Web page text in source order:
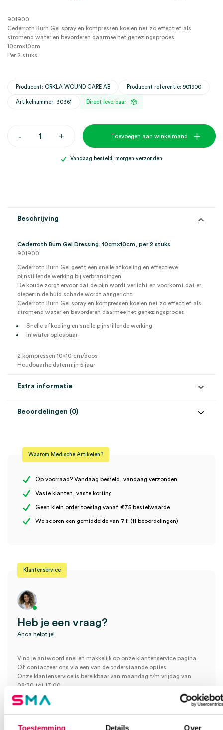
Toestemming Details Over
901900
Cederroth Burn Gel spray en kompressen koelen net zo effectief als
stromend water en bevorderen daarmee het genezingsproces.
10cm×10cm
Per 2 stuks
Producent: ORKLA WOUND CARE AB Producent referentie: 901900
Artikelnummer: 30361 Direct leverbaar
-Cederroth
+ Toevoegen aan winkelmand
Vandaag besteld, morgen verzonden
Beschrijving
Cederroth Burn Gel Dressing, 10cm×10cm, per 2 stuks
901900
Cederroth Burn Gel geeft een snelle afkoeling en effectieve
pijnstillende werking bij verbrandingen.
De koude zorgt ervoor dat de pijn wordt verlicht en voorkomt dat er
dieper in de huid schade wordt aangericht.
Cederroth Burn Gel spray en kompressen koelen net zo effectief als
stromend water en bevorderen daarmee het genezingsproces.
Snelle afkoeling en snelle pijnstillende werking
In water oplosbaar
2 kompressen 10×10 cm/doos
Houdbaarheidstermijn 5 jaar
Extra informatie
Beoordelingen (0)
Er zijn nog geen beoordelingen.
(2)” te beoordelen
Waarom Medische Artikelen?
Op voorraad? Vandaag besteld, vandaag verzonden
Vaste klanten, vaste korting
Geen klein order toeslag vanaf €75 bestelwaarde
We scoren een gemiddelde van 7.1! (11 beoordelingen)
Klantenservice
Heb je een vraag?
Anca helpt je!
Vind je antwoord snel en makkelijk op onze klantenservice pagina.
Of contacteer ons via een van de onderstaande opties.
Onze klantenservice is bereikbaar van maandag t/m vrijdag van
08:30 tot 17:00